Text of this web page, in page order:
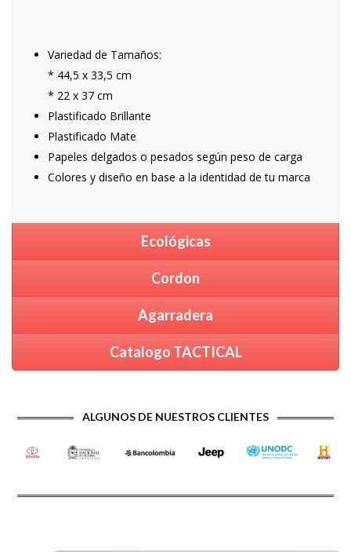
Variedad de Tamaños:
* 44,5 x 33,5 cm
* 22 x 37 cm
Plastificado Brillante
Plastificado Mate
Papeles delgados o pesados según peso de carga
Colores y diseño en base a la identidad de tu marca
Ecológicas
Cordon
Agarradera
Catalogo TACTICAL
ALGUNOS DE NUESTROS CLIENTES